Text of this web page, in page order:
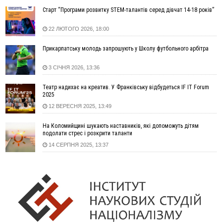
14:02
«Пілот з Лондона» видурив у жительки Коломийщини
майже 64 тисячі гривень
13:13
У четвер на Прикарпатті очікується сильна спека до 39°
13:00
На Снятинщині спіймали чоловіка, який зливав з цистерни
у полі невідому речовину
12:29
У МОЗ змінили підхід до госпіталізації та оновили правила
роботи стаціонарів
12:07
На межі Прикарпаття і Тернопільщини невідомі засипали
русло Золотої Липи та облаштували переправу
рекорди
11:17
Росія вдарила по Харкову "Бандероллю": є постраждалі,
пошкоджено цивільне підприємство
На Каскаді замість веж планують зробити сквер з
дитмайданчиком
09:31
На Верховинщині під час пожежі будинку травмувалась
жінка
Старт “Програми розвитку STEM-талантів серед дівчат 14-18 років”
22 ЛЮТОГО 2026, 18:00
Прикарпатську молодь запрошують у Школу футбольного арбітра
3 СІЧНЯ 2026, 13:36
Театр надихає на креатив. У Франківську відбудеться IF IT Forum
2025
12 ВЕРЕСНЯ 2025, 13:49
На Коломийщині шукають наставників, які допоможуть дітям
подолати стрес і розкрити таланти
14 СЕРПНЯ 2025, 13:37